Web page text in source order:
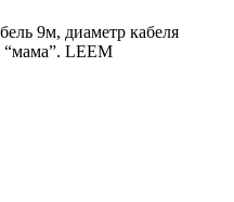
9м, диаметр кабеля
LEEM